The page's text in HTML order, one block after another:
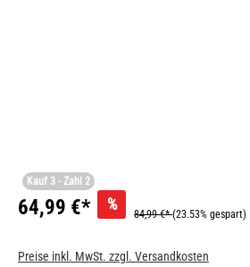
Kauf 3 - Zahl 2
64,99 €* %
84,99 €*(23.53% gespart)
Preise inkl. MwSt. zzgl. Versandkosten